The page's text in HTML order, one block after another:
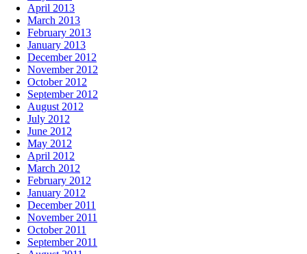
April 2013
March 2013
February 2013
January 2013
December 2012
November 2012
October 2012
September 2012
August 2012
July 2012
June 2012
May 2012
April 2012
March 2012
February 2012
January 2012
December 2011
November 2011
October 2011
September 2011